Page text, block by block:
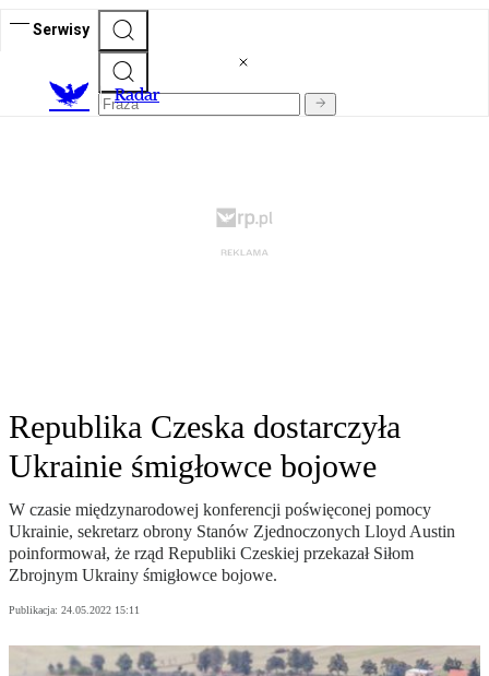
Serwisy
Radar
Republika Czeska dostarczyła
Ukrainie śmigłowce bojowe
W czasie międzynarodowej konferencji poświęconej pomocy
Ukrainie, sekretarz obrony Stanów Zjednoczonych Lloyd Austin
poinformował, że rząd Republiki Czeskiej przekazał Siłom
Zbrojnym Ukrainy śmigłowce bojowe.
Publikacja: 24.05.2022 15:11